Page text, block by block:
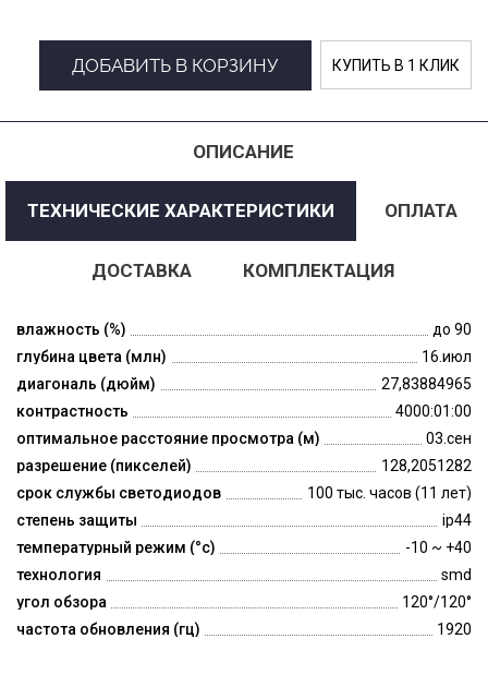
ДОБАВИТЬ В КОРЗИНУ КУПИТЬ В 1 КЛИК
ОПИСАНИЕ
ТЕХНИЧЕСКИЕ ХАРАКТЕРИСТИКИ ОПЛАТА
ДОСТАВКА КОМПЛЕКТАЦИЯ
влажность (%)
до 90
глубина цвета (млн)
16.июл
диагональ (дюйм)
27,83884965
контрастность
4000:01:00
оптимальное расстояние просмотра (м)
03.сен
разрешение (пикселей)
128,2051282
срок службы светодиодов
100 тыс. часов (11 лет)
степень защиты
ip44
температурный режим (°c)
-10 ~ +40
технология
smd
угол обзора
120°/120°
частота обновления (гц)
1920